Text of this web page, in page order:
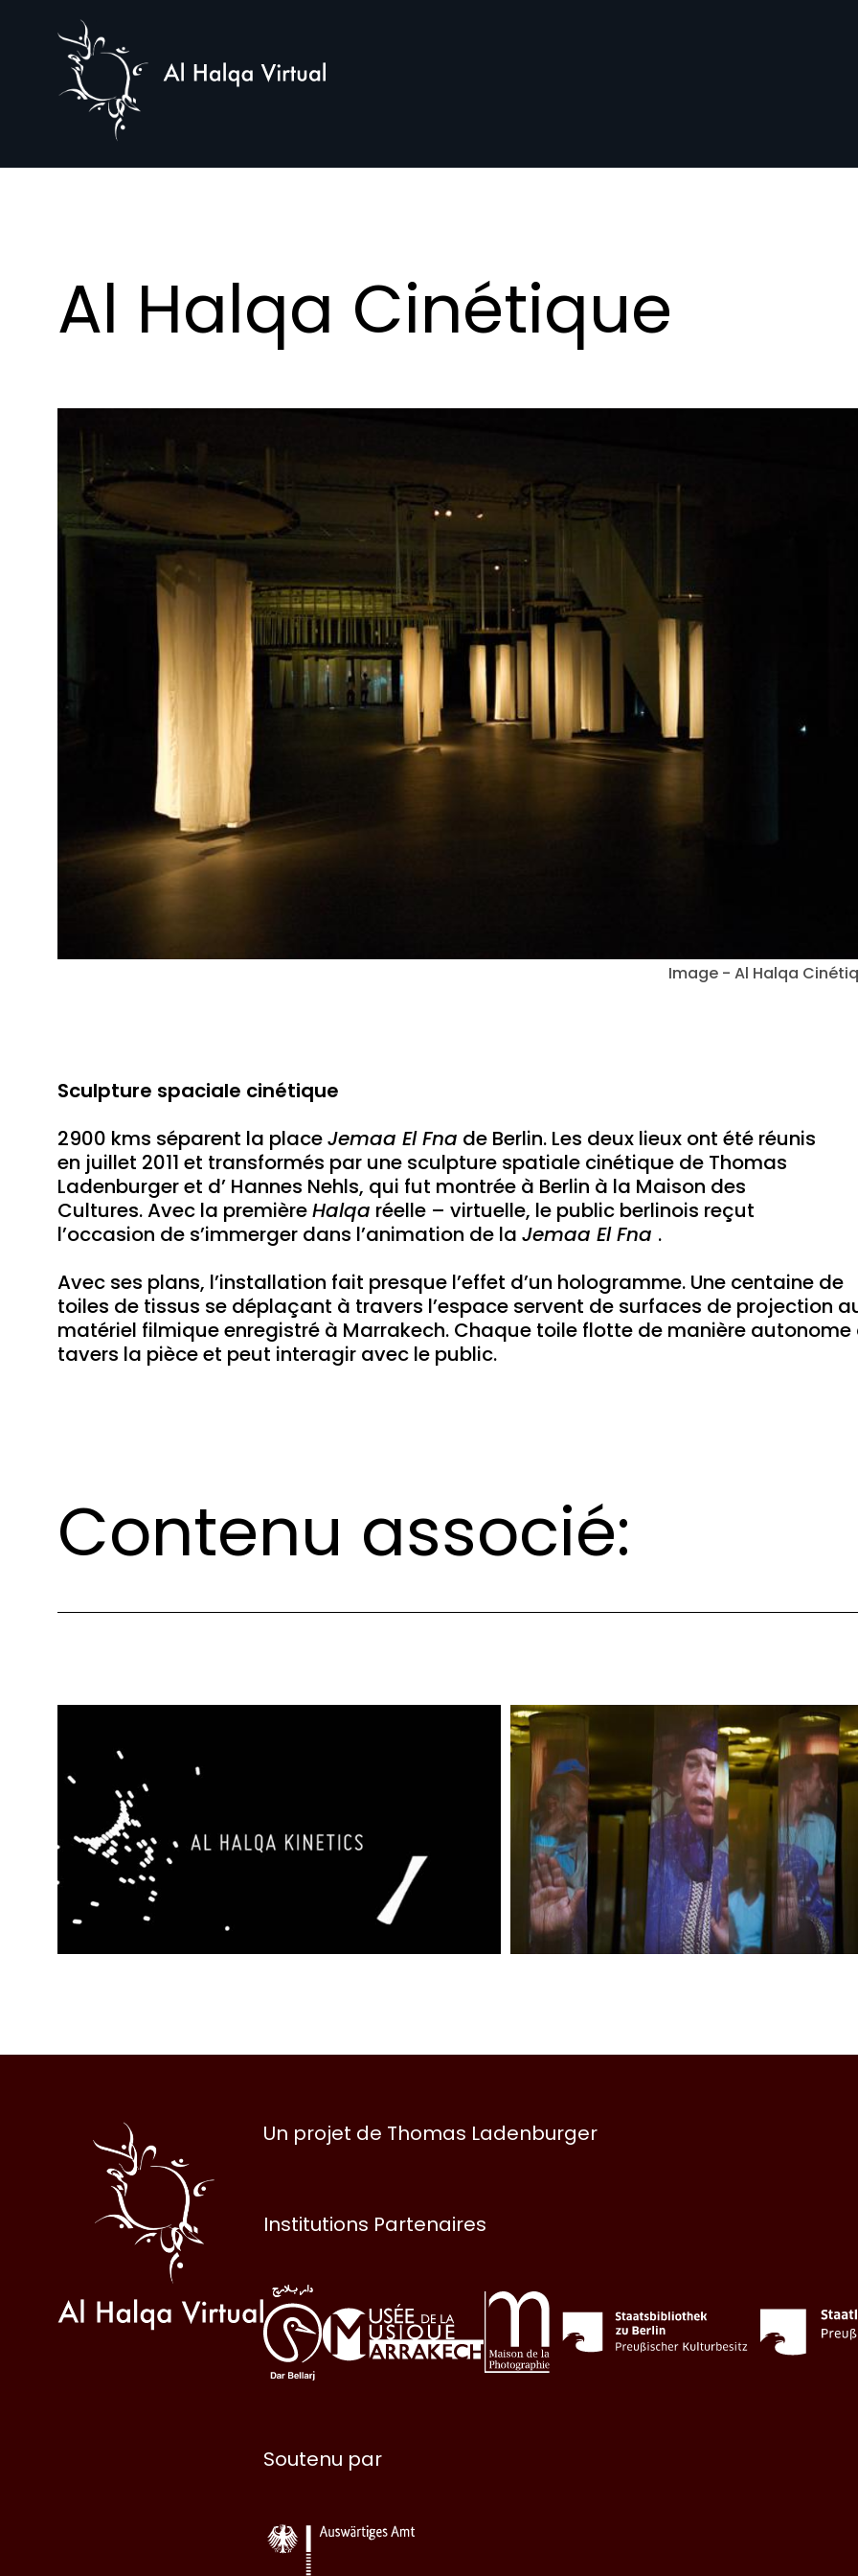
Al
Halqa
Al Halqa Cinétique
Image - Al Halqa
Sculpture spaciale cinétique
2900 kms séparent la placeJemaa El Fna de Berlin. Les deux lieux ont été réunis
en juillet 2011 et transformés par une sculpture spatiale cinétique de Thomas
Ladenburger et d’ Hannes Nehls, qui fut montrée à Berlin à la Maison des
Cultures. Avec la premièreHalqa réelle – virtuelle, le public berlinois reçut
l’occasion de s’immerger dans l’animation de laJemaa El Fna .
Avec ses plans, l’installation fait presque l’effet d’un hologramme. Une centaine de
toiles de tissus se déplaçant à travers l’espace servent de surfaces de projection
matériel filmique enregistré à Marrakech. Chaque toile flotte de manière autonome
tavers la pièce et peut interagir avec le public.
Contenu associé:
Halqa
Un projet de Thomas Ladenburger
Institutions Partenaires
Soutenu par